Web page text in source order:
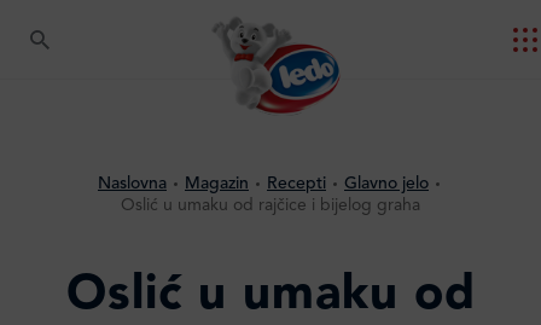
Naslovna Magazin Recepti
Glavno jelo
Oslić u umaku od rajčice i bijelog graha
Oslić u umaku od